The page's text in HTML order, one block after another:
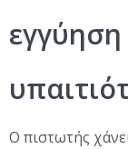
Ο πιστωτής